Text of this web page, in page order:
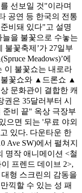
선보일 것"이라며
공연 등 한국의 전통
비돼 있다"고 설명
을 불꽃으로 수놓는
불꽃축제’가 27일부
Meadows)’에
이 불꽃쇼는 내로라
불꽃쇼와 ▲드론쇼 ▲
문화관이 결합한 캐
은 35달러부터 시
비 끝" 옥상 극장부
으면 되는 '무료 야외
있다. 다운타운 한
Ave SW)에서 펼쳐지
명작 애니메이션 <철
프렌드 데이브 2>,
형 스크린의 감동을
끽할 수 있는 성 패